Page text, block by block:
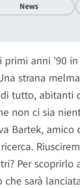
News
primi anni '90
strana
di tutto, abitanti
non ci sia
Bartek,
Per scoprirlo
che sarà